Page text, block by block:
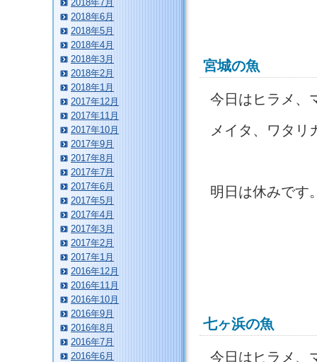
宮城の魚
今日はヒラメ、
メイタ、ワタリ
明日は休みです
七ヶ浜の魚
今日はヒラメ、
2018年7月
2018年6月
2018年5月
2018年4月
2018年3月
2018年2月
2018年1月
2017年12月
2017年11月
2017年10月
2017年9月
2017年8月
2017年7月
2017年6月
2017年5月
2017年4月
2017年3月
2017年2月
2017年1月
2016年12月
2016年11月
2016年10月
2016年9月
2016年8月
2016年7月
2016年6月